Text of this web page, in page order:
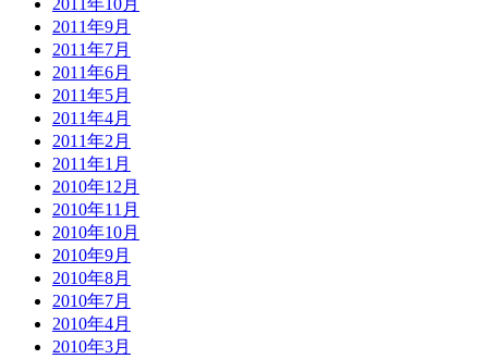
2011年10月
2011年9月
2011年7月
2011年6月
2011年5月
2011年4月
2011年2月
2011年1月
2010年12月
2010年11月
2010年10月
2010年9月
2010年8月
2010年7月
2010年4月
2010年3月